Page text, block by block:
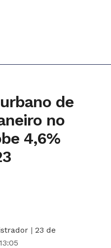
de
no
4,6%
| 23 de
13:05